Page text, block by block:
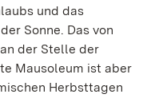
und das
Sonne. Das von
der Stelle der
Mausoleum ist aber
Herbsttagen